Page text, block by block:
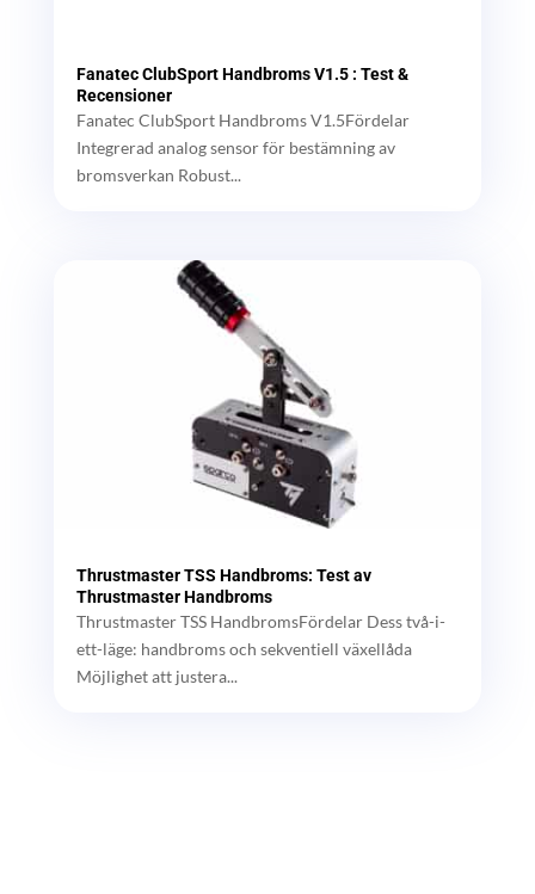
Fanatec ClubSport Handbroms V1.5 : Test &
Recensioner
Fanatec ClubSport Handbroms V1.5Fördelar
Integrerad analog sensor för bestämning av
bromsverkan Robust...
Thrustmaster TSS Handbroms: Test av
Thrustmaster Handbroms
Thrustmaster TSS HandbromsFördelar Dess två-i-
ett-läge: handbroms och sekventiell växellåda
Möjlighet att justera...